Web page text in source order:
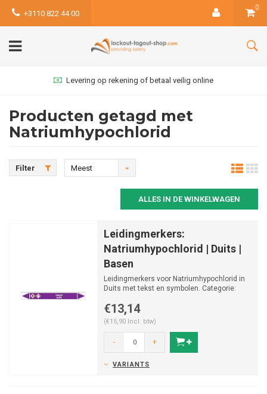
+3110 822 44 00
0
Levering op rekening of betaal veilig online
Producten getagd met
Natriumhypochlorid
Filter
Meest
ALLES IN DE WINKELWAGEN
Leidingmerkers:
Natriumhypochlorid | Duits |
Basen
Leidingmerkers voor Natriumhypochlorid in
Duits met tekst en symbolen. Categorie:
€13,14
(€15,90 Incl. btw)
- +
VARIANTS